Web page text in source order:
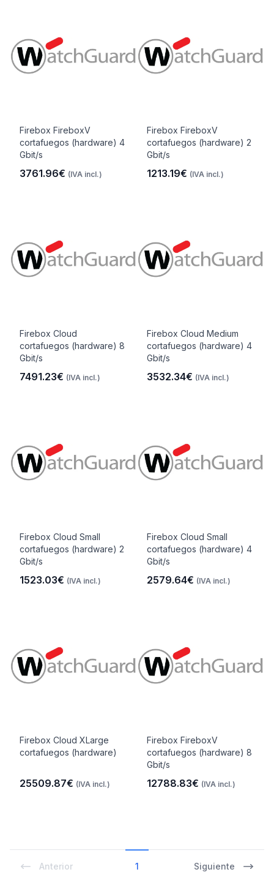
Firebox FireboxV
cortafuegos (hardware) 4
Gbit/s
3761.96€ (IVA incl.)
Firebox FireboxV
cortafuegos (hardware) 2
Gbit/s
1213.19€ (IVA incl.)
Firebox Cloud
cortafuegos (hardware) 8
Gbit/s
7491.23€ (IVA incl.)
Firebox Cloud Medium
cortafuegos (hardware) 4
Gbit/s
3532.34€ (IVA incl.)
Firebox Cloud Small
cortafuegos (hardware) 2
Gbit/s
1523.03€ (IVA incl.)
Firebox Cloud Small
cortafuegos (hardware) 4
Gbit/s
2579.64€ (IVA incl.)
Firebox Cloud XLarge
cortafuegos (hardware)
25509.87€ (IVA incl.)
Firebox FireboxV
cortafuegos (hardware) 8
Gbit/s
12788.83€ (IVA incl.)
Anterior 1 Siguiente